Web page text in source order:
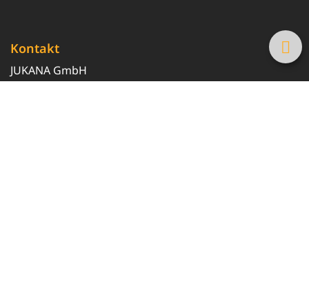
Kontakt
JUKANA GmbH